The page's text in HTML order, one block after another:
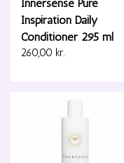
Innersense Pure
Inspiration Daily
Conditioner 295 ml
260,00 kr.